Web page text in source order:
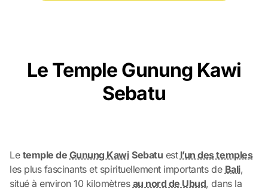
Le Temple Gunung Kawi
Sebatu
Le temple de Gunung Kawi Sebatu est l’un des temples
les plus fascinants et spirituellement importants de Bali,
situé à environ 10 kilomètres au nord de Ubud, dans la